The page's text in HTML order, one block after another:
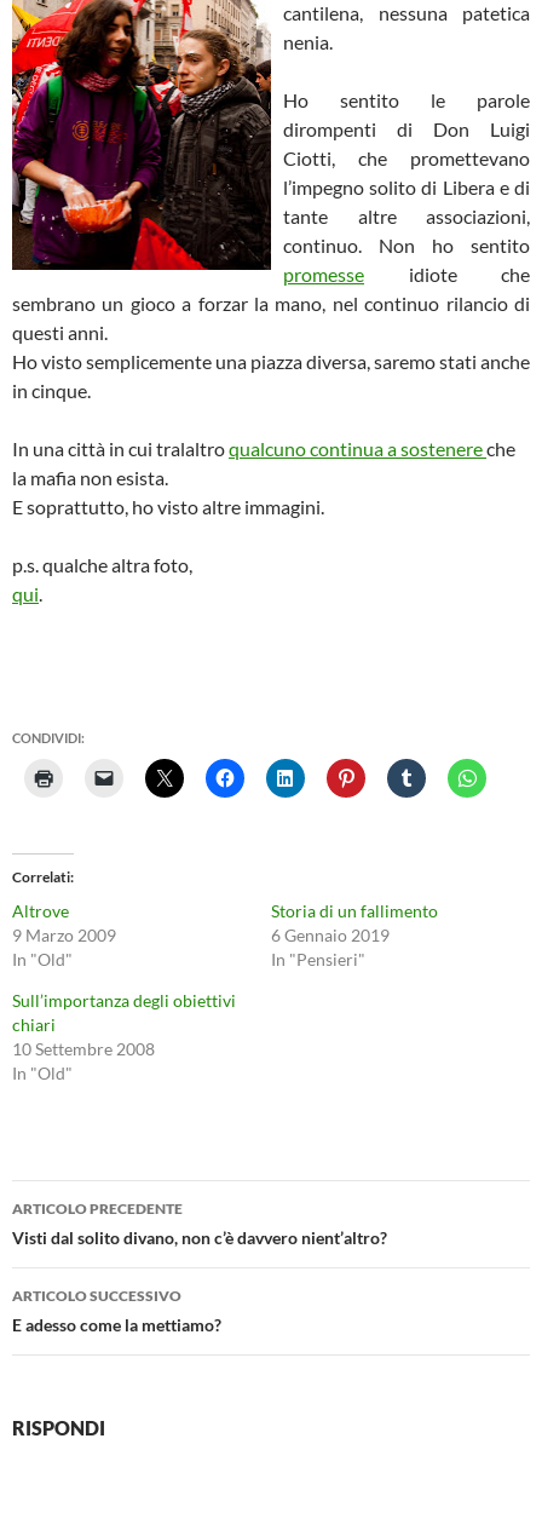
cantilena, nessuna patetica
nenia.
Ho sentito le parole
dirompenti di Don Luigi
Ciotti, che promettevano
l’impegno solito di Libera e di
tante altre associazioni,
continuo. Non ho sentito
promesse idiote che
sembrano un gioco a forzar la mano, nel continuo rilancio di
questi anni.
Ho visto semplicemente una piazza diversa, saremo stati anche
in cinque.
In una città in cui tralaltroqualcuno continua a sostenereche
la mafia non esista.
E soprattutto, ho visto altre immagini.
p.s. qualche altra foto,
qui.
CONDIVIDI:
Correlati
Altrove
9 Marzo 2009
In "Old"
Storia di un fallimento
6 Gennaio 2019
In "Pensieri"
Sull’importanza degli obiettivi
chiari
10 Settembre 2008
In "Old"
Navigazione
articolo
ARTICOLO PRECEDENTE
Visti dal solito divano, non c’è davvero nient’altro?
ARTICOLO SUCCESSIVO
E adesso come la mettiamo?
RISPONDI